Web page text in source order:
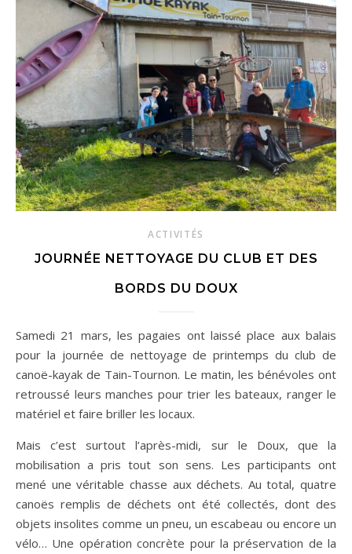
ACTIVITÉS
JOURNÉE NETTOYAGE DU CLUB ET DES
BORDS DU DOUX
Samedi 21 mars, les pagaies ont laissé place aux balais
pour la journée de nettoyage de printemps du club de
canoë-kayak de Tain-Tournon. Le matin, les bénévoles ont
retroussé leurs manches pour trier les bateaux, ranger le
matériel et faire briller les locaux.
Mais c’est surtout l’après-midi, sur le Doux, que la
mobilisation a pris tout son sens. Les participants ont
mené une véritable chasse aux déchets. Au total, quatre
canoës remplis de déchets ont été collectés, dont des
objets insolites comme un pneu, un escabeau ou encore un
vélo… Une opération concrète pour la préservation de la